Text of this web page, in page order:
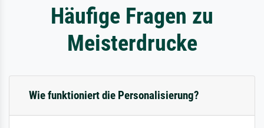
Häufige Fragen zu
Meisterdrucke
Wie funktioniert die Personalisierung?